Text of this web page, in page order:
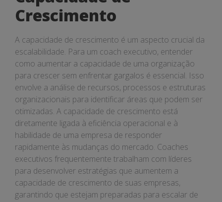
Crescimento
A capacidade de crescimento é um aspecto crucial da
escalabilidade. Para um coach executivo, entender
como aumentar a capacidade de uma organização
para crescer sem enfrentar gargalos é essencial. Isso
envolve a análise de recursos, processos e estruturas
organizacionais para identificar áreas que podem ser
otimizadas. A capacidade de crescimento está
diretamente ligada à eficiência operacional e à
habilidade de uma empresa de responder
rapidamente às mudanças do mercado. Coaches
executivos frequentemente trabalham com líderes
para desenvolver estratégias que aumentem a
capacidade de crescimento de suas empresas,
garantindo que estejam preparadas para escalar de